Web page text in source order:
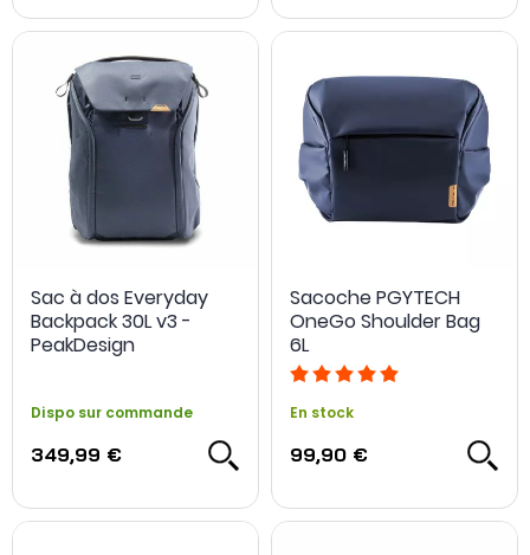
Sac à dos Everyday
Backpack 30L v3 -
PeakDesign
Dispo sur commande
349,99 €
Sacoche PGYTECH
OneGo Shoulder Bag
6L
En stock
99,90 €